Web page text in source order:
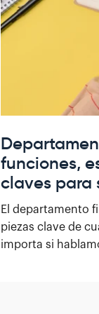
funciones,
claves para
El departamento
piezas clave de
importa si